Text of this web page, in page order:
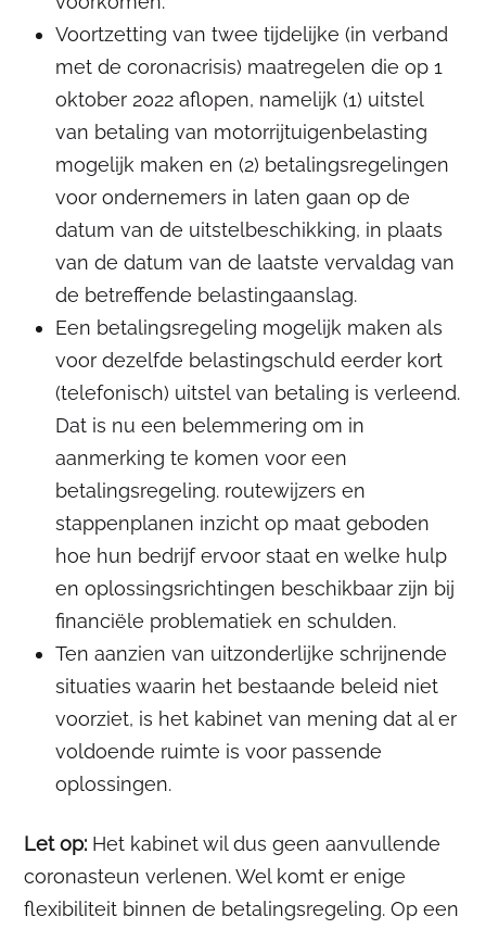
Voortzetting van twee tijdelijke (in verband
met de coronacrisis) maatregelen die op 1
oktober 2022 aflopen, namelijk (1) uitstel
van betaling van motorrijtuigenbelasting
mogelijk maken en (2) betalingsregelingen
voor ondernemers in laten gaan op de
datum van de uitstelbeschikking, in plaats
van de datum van de laatste vervaldag van
de betreffende belastingaanslag.
Een betalingsregeling mogelijk maken als
voor dezelfde belastingschuld eerder kort
(telefonisch) uitstel van betaling is verleend.
Dat is nu een belemmering om in
aanmerking te komen voor een
betalingsregeling. routewijzers en
stappenplanen inzicht op maat geboden
hoe hun bedrijf ervoor staat en welke hulp
en oplossingsrichtingen beschikbaar zijn bij
financiële problematiek en schulden.
Ten aanzien van uitzonderlijke schrijnende
situaties waarin het bestaande beleid niet
voorziet, is het kabinet van mening dat al er
voldoende ruimte is voor passende
oplossingen.
Let op: Het kabinet wil dus geen aanvullende
coronasteun verlenen. Wel komt er enige
flexibiliteit binnen de betalingsregeling. Op een